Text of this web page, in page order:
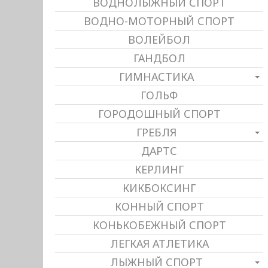
ВОДНО-МОТОРНЫЙ СПОРТ
ВОЛЕЙБОЛ
ГАНДБОЛ
ГИМНАСТИКА
ГОЛЬФ
ГОРОДОШНЫЙ СПОРТ
ГРЕБЛЯ
ДАРТС
КЕРЛИНГ
КИКБОКСИНГ
КОННЫЙ СПОРТ
КОНЬКОБЕЖНЫЙ СПОРТ
ЛЕГКАЯ АТЛЕТИКА
ЛЫЖНЫЙ СПОРТ